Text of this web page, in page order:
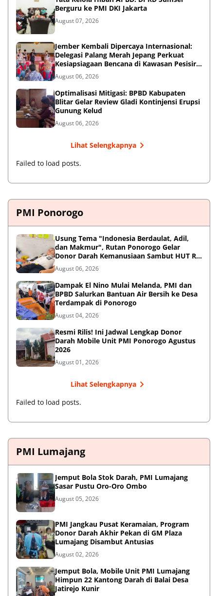
Berguru ke PMI DKI Jakarta
August 07, 2026
Jember Kembali Dipercaya Internasional:
Delegasi Palang Merah Jepang Perkuat
Kesiapsiagaan Bencana di Kawasan Pesisir
dan Sekolah
August 06, 2026
Optimalisasi Mitigasi: BPBD Kabupaten
Blitar Gelar Review Gladi Kontinjensi Erupsi
Gunung Kelud
August 06, 2026
Lihat Selengkapnya
Failed to load posts.
PMI Ponorogo
Usung Tema "Indonesia Berdaulat, Adil,
dan Makmur", Rutan Ponorogo Gelar
Donor Darah Kemanusiaan Sambut HUT RI
ke-81
August 06, 2026
Dampak El Nino Mulai Melanda, PMI dan
BPBD Salurkan Bantuan Air Bersih ke Desa
Terdampak di Ponorogo
August 04, 2026
Resmi Rilis! Ini Jadwal Lengkap Donor
Darah Mobile Unit PMI Ponorogo Agustus
2026
August 01, 2026
Lihat Selengkapnya
Failed to load posts.
PMI Lumajang
Jemput Bola Stok Darah, PMI Lumajang
Sasar Pustu Oro-Oro Ombo
August 05, 2026
PMI Jangkau Pusat Keramaian, Program
Donor Darah Akhir Pekan di GM Plaza
Lumajang Disambut Antusias
August 02, 2026
Jemput Bola, Mobile Unit PMI Lumajang
Himpun 22 Kantong Darah di Balai Desa
Jatirejo Kunir